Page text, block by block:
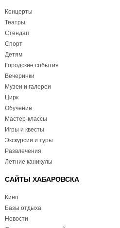
Концерты
Театры
Стендап
Спорт
Детям
Городские события
Вечеринки
Музеи и галереи
Цирк
Обучение
Мастер-классы
Игры и квесты
Экскурсии и туры
Развлечения
Летние каникулы
САЙТЫ ХАБАРОВСКА
Кино
Базы отдыха
Новости